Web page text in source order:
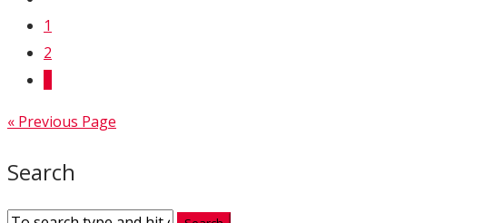
1
2
« Previous Page
Search